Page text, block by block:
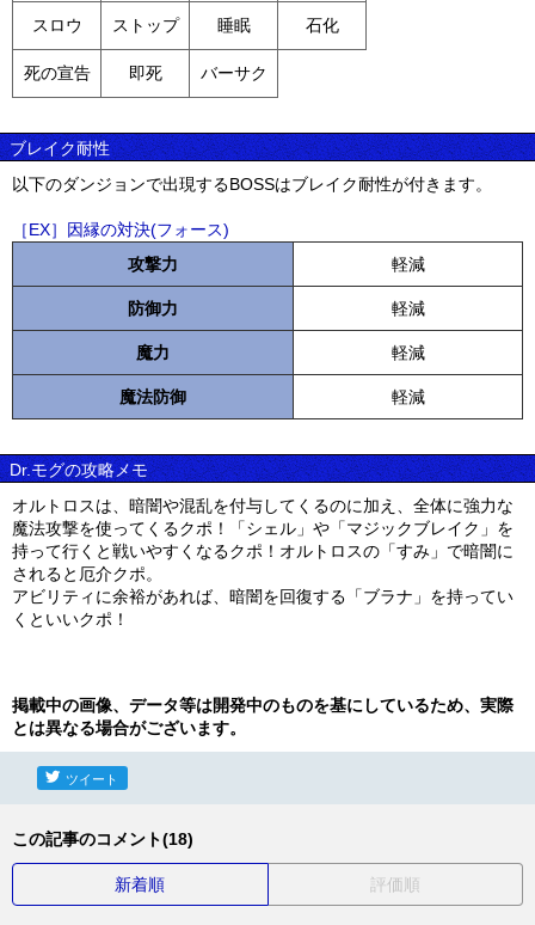
スロウ ストップ 睡眠 石化
死の宣告 即死 バーサク
ブレイク耐性
以下のダンジョンで出現するBOSSはブレイク耐性が付きます。
［EX］因縁の対決(フォース)
攻撃力
軽減
防御力 軽減
魔力 軽減
魔法防御 軽減
Dr.モグの攻略メモ
オルトロスは、暗闇や混乱を付与してくるのに加え、全体に強力な
魔法攻撃を使ってくるクポ！「シェル」や「マジックブレイク」を
持って行くと戦いやすくなるクポ！オルトロスの「すみ」で暗闇に
されると厄介クポ。
アビリティに余裕があれば、暗闇を回復する「ブラナ」を持ってい
くといいクポ！
掲載中の画像、データ等は開発中のものを基にしているため、実際
とは異なる場合がございます。
ツイート
この記事のコメント(18)
新着順 評価順